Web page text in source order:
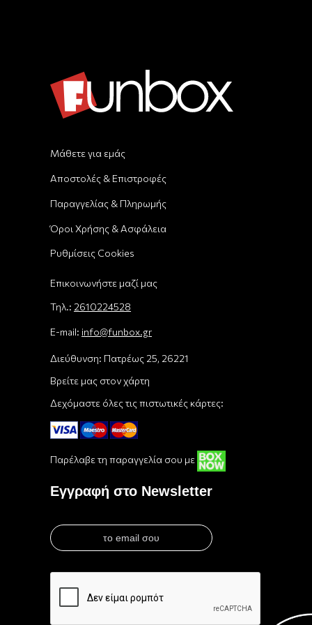
Μάθετε για εμάς
Αποστολές & Επιστροφές
Παραγγελίας & Πληρωμής
Όροι Χρήσης & Ασφάλεια
Ρυθμίσεις Cookies
Επικοινωνήστε μαζί μας
Τηλ.: 2610224528
E-mail: info@funbox.gr
Διεύθυνση: Πατρέως 25, 26221
Βρείτε μας στον χάρτη
Δεχόμαστε όλες τις πιστωτικές κάρτες:
Παρέλαβε τη παραγγελία σου με
Εγγραφή στο Newsletter